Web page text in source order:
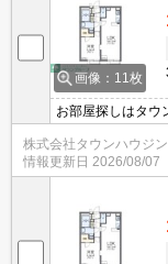
画像：11枚
お部屋探しはタウ
株式会社タウンハウジ
情報更新日 2026/08/07